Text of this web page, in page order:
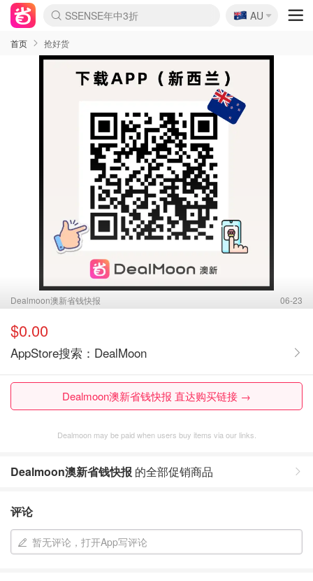
lululemon折扣上新
Sasa美妆护肤3.5折
SSENSE年中3折
FreshBeauty好价汇总
Cettire降价+叠9折
Farfetch折上8折
WWS Coles超市实拍
viagogo二手票捡漏
Myer清仓1折起
The Outnet奢牌1折起
David Jones 3折起
Flannels大牌1折
Perfumes Club护肤1折
AMIRO返校季6.2折
Oweek抽奖送Airpods
Amazon折扣汇总
eToro入金$200送$50
Amazon数码好物
ICONIC本周7.5折
ThedoubleF高奢地板价
Moose Knuckles 6折
丝芙兰5折起
EUFY官网3.7折起
Selenichast首饰2折
Trip机票酒店促销
YSL送5件彩妆礼
Amazon家居好物
BIGBANG巡演开票
David Jones时尚3折
Amazon美妆护肤
雅漾大喷$8
过敏原检测盒$33
伊索独家赠50ml沐浴露
科颜氏清仓3折
SEALIFE海洋馆门票6折
丝塔芙大白罐$16
订阅Newsletter送香薰
Cult Beauty 6.8折
Harrods圣诞日历2.3折
LN-CC奢牌私促3折
d'Alba空姐喷雾$16
EVE LOM套装逆天2折
Bernardelli独家4折
Adore Beauty 6折起
CT圣诞日历
Mytheresa奢品2.7折
Luxury Escapes 9折
Currentbody美容仪9折
卡诗9折+赠4件礼
MOON Garden Live
ALLSAINTS美衣3折
Roborock扫地机3.7折
Tingo Life水杯$24
Valentino官网5折
CR洗发护发6.3折
🇦🇺
AU
首页 抢好货
Dealmoon澳新省钱快报 06-23
$0.00
AppStore搜索：DealMoon
Dealmoon澳新省钱快报 直达购买链接 →
Dealmoon may be paid when users buy items via our links.
Dealmoon澳新省钱快报 的全部促销商品
评论
暂无评论，打开App写评论